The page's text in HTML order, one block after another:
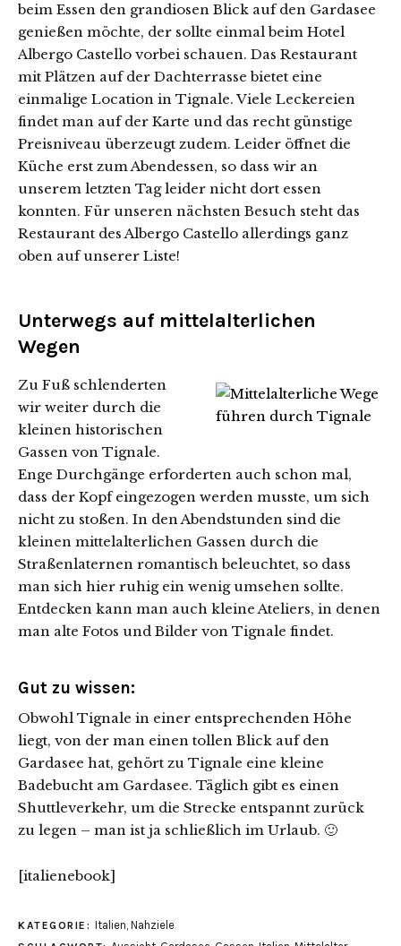
beim Essen den grandiosen Blick auf den Gardasee
genießen möchte, der sollte einmal beim Hotel
Albergo Castello vorbei schauen. Das Restaurant
mit Plätzen auf der Dachterrasse bietet eine
einmalige Location in Tignale. Viele Leckereien
findet man auf der Karte und das recht günstige
Preisniveau überzeugt zudem. Leider öffnet die
Küche erst zum Abendessen, so dass wir an
unserem letzten Tag leider nicht dort essen
konnten. Für unseren nächsten Besuch steht das
Restaurant des Albergo Castello allerdings ganz
oben auf unserer Liste!
Unterwegs auf mittelalterlichen
Wegen
Zu Fuß schlenderten
wir weiter durch die
kleinen historischen
Gassen von Tignale.
Enge Durchgänge erforderten auch schon mal,
dass der Kopf eingezogen werden musste, um sich
nicht zu stoßen. In den Abendstunden sind die
kleinen mittelalterlichen Gassen durch die
Straßenlaternen romantisch beleuchtet, so dass
man sich hier ruhig ein wenig umsehen sollte.
Entdecken kann man auch kleine Ateliers, in denen
man alte Fotos und Bilder von Tignale findet.
Gut zu wissen:
Obwohl Tignale in einer entsprechenden Höhe
liegt, von der man einen tollen Blick auf den
Gardasee hat, gehört zu Tignale eine kleine
Badebucht am Gardasee. Täglich gibt es einen
Shuttleverkehr, um die Strecke entspannt zurück
zu legen – man ist ja schließlich im Urlaub. 🙂
[italienebook]
KATEGORIE: Italien, Nahziele